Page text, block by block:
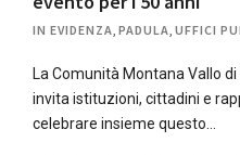
IN EVIDENZA, PADULA, UFFICI
La Comunità Montana Vallo
invita istituzioni, cittadini e
celebrare insieme questo…